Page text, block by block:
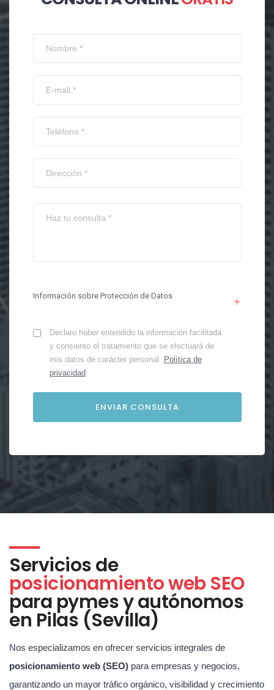
Información sobre Protección de Datos
Declaro haber entendido la información facilitada
y consiento el tratamiento que se efectuará de
mis datos de carácter personal. Política de
privacidad.
Servicios de
posicionamiento web SEO
para pymes y autónomos
en Pilas (Sevilla)
Nos especializamos en ofrecer servicios integrales de
posicionamiento web (SEO) para empresas y negocios,
garantizando un mayor tráfico orgánico, visibilidad y crecimiento